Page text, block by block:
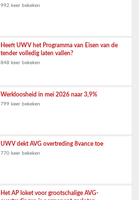
992 keer bekeken
Heeft UWV het Programma van Eisen van de
tender volledig laten vallen?
848 keer bekeken
Werkloosheid in mei 2026 naar 3,9%
799 keer bekeken
UWV dekt AVG overtreding 8vance toe
770 keer bekeken
Het AP loket voor grootschalige AVG-